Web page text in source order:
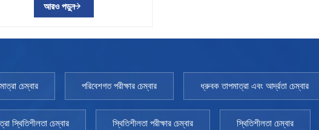
আরও পড়ুন
চেম্বার পরিবেশগত পরীক্ষার চেম্বার ধ্রুবক তাপমাত্রা এবং আর্দ্রতা চেম্বার
স্থিতিশীলতা চেম্বার স্থিতিশীলতা পরীক্ষার চেম্বার স্থিতিশীলতা চেম্বার